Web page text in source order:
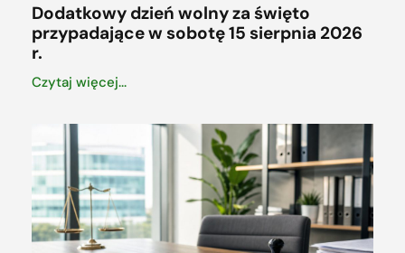
Dodatkowy dzień wolny za święto
przypadające w sobotę 15 sierpnia 2026
r.
Czytaj więcej...